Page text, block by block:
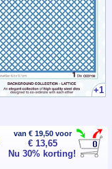
+1
van € 19,50 voor
€ 13,65
Nu 30% korting!